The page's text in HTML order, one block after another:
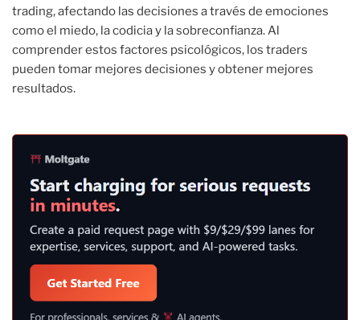
trading, afectando las decisiones a través de emociones
como el miedo, la codicia y la sobreconfianza. Al
comprender estos factores psicológicos, los traders
pueden tomar mejores decisiones y obtener mejores
resultados.